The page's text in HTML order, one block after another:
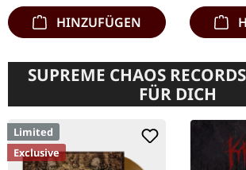
HINZUFÜGEN
SUPREME CHAOS
FÜR DICH
Limited
Exclusive